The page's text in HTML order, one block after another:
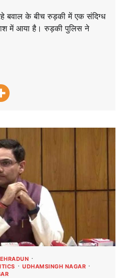
बवाल के बीच रुड़की में एक संदिग्ध
में आया है। रुड़की पुलिस ने
UDHAMSINGH NAGAR